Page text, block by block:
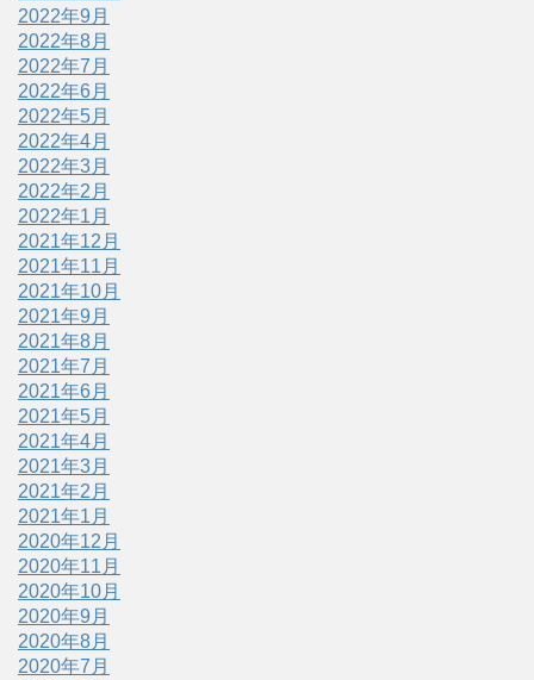
2022年9月
2022年8月
2022年7月
2022年6月
2022年5月
2022年4月
2022年3月
2022年2月
2022年1月
2021年12月
2021年11月
2021年10月
2021年9月
2021年8月
2021年7月
2021年6月
2021年5月
2021年4月
2021年3月
2021年2月
2021年1月
2020年12月
2020年11月
2020年10月
2020年9月
2020年8月
2020年7月